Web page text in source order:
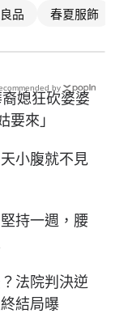
品 春夏服飾
媳狂砍婆婆
來」
小腹就不見
持一週，腰
法院判決逆
結局曝
by